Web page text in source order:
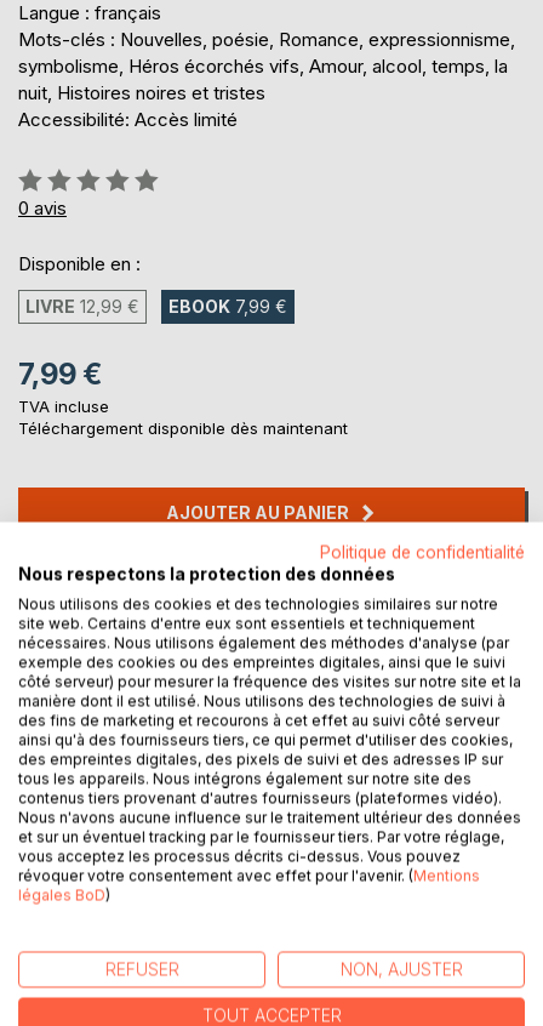
Langue : français
Mots-clés : Nouvelles, poésie, Romance, expressionnisme,
symbolisme, Héros écorchés vifs, Amour, alcool, temps, la
nuit, Histoires noires et tristes
Accessibilité: Accès limité
Évaluation:
0%
0 avis
Disponible en :
LIVRE 12,99 € EBOOK 7,99 €
7,99 €
TVA incluse
Téléchargement disponible dès maintenant
AJOUTER AU PANIER
Ajouter à ma liste d'envies
Laisser un avis
DESCRIPTION
"Après l'heure bleue, l'heure du blues : Al Green, whisky et
cigarettes."
l'usure des sentiments et des corps sont les thèmes de
ces histoires. Des tranches de vie faites de drames
Politique de confidentialité
Nous respectons la protection des données
Nous utilisons des cookies et des technologies similaires sur notre
site web. Certains d'entre eux sont essentiels et techniquement
nécessaires. Nous utilisons également des méthodes d'analyse (par
exemple des cookies ou des empreintes digitales, ainsi que le suivi
côté serveur) pour mesurer la fréquence des visites sur notre site et la
manière dont il est utilisé. Nous utilisons des technologies de suivi à
des fins de marketing et recourons à cet effet au suivi côté serveur
ainsi qu'à des fournisseurs tiers, ce qui permet d'utiliser des cookies,
des empreintes digitales, des pixels de suivi et des adresses IP sur
tous les appareils. Nous intégrons également sur notre site des
contenus tiers provenant d'autres fournisseurs (plateformes vidéo).
Nous n'avons aucune influence sur le traitement ultérieur des données
et sur un éventuel tracking par le fournisseur tiers. Par votre réglage,
vous acceptez les processus décrits ci-dessus. Vous pouvez
révoquer votre consentement avec effet pour l'avenir. (Mentions
légales BoD)
REFUSER NON, AJUSTER
TOUT ACCEPTER